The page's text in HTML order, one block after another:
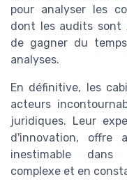
pour analyser les
dont les audits sont
de gagner du
analyses.
En définitive, les
acteurs
juridiques. Leur
d'innovation, offre
inestimable dans
complexe et en